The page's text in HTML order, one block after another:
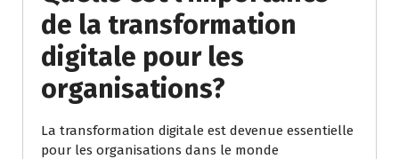
de la transformation
digitale pour les
organisations?
La transformation digitale est devenue essentielle
pour les organisations dans le monde